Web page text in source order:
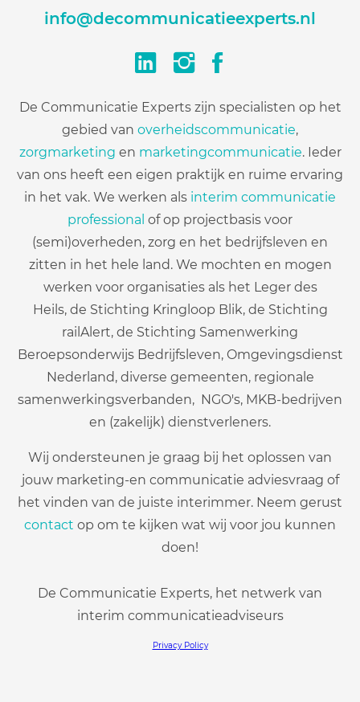
info@decommunicatie­­­experts.nl
De Communicatie Experts zijn specialisten op het
gebied van overheidscommunicatie,
zorgmarketing en marketingcommunicatie. Ieder
van ons heeft een eigen praktijk en ruime ervaring
in het vak. We werken als interim communicatie
professional of op projectbasis voor
(semi)overheden, zorg en het bedrijfsleven en
zitten in het hele land. We mochten en mogen
werken voor organisaties als het Leger des
Heils, de Stichting Kringloop Blik, de Stichting
railAlert, de Stichting Samenwerking
Beroepsonderwijs Bedrijfsleven, Omgevingsdienst
Nederland, diverse gemeenten, regionale
samenwerkingsverbanden, NGO's, MKB-bedrijven
en (zakelijk) dienstverleners.
Wij ondersteunen je graag bij het oplossen van
jouw marketing-en communicatie adviesvraag of
het vinden van de juiste interimmer. Neem gerust
contact op om te kijken wat wij voor jou kunnen
doen!
De Communicatie Experts, het netwerk van
interim communicatieadviseurs
Privacy Policy